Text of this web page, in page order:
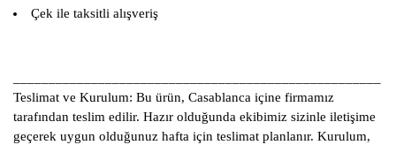
Çek ile taksitli alışveriş
Teslimat ve Kurulum: Bu ürün, Casablanca içine firmamız
tarafından teslim edilir. Hazır olduğunda ekibimiz sizinle iletişime
geçerek uygun olduğunuz hafta için teslimat planlanır. Kurulum,